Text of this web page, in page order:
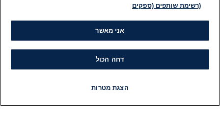
(רשימת שותפים (ספקים
אני מאשר
דחה הכול
הצגת מטרות